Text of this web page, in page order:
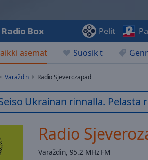
asemat Suosikit
Box Pelit
Varaždin Radio Sjeverozapad
Ukrainan rinnalla. Pelasta
Radio
Varaždin, 95.2 MHz FM